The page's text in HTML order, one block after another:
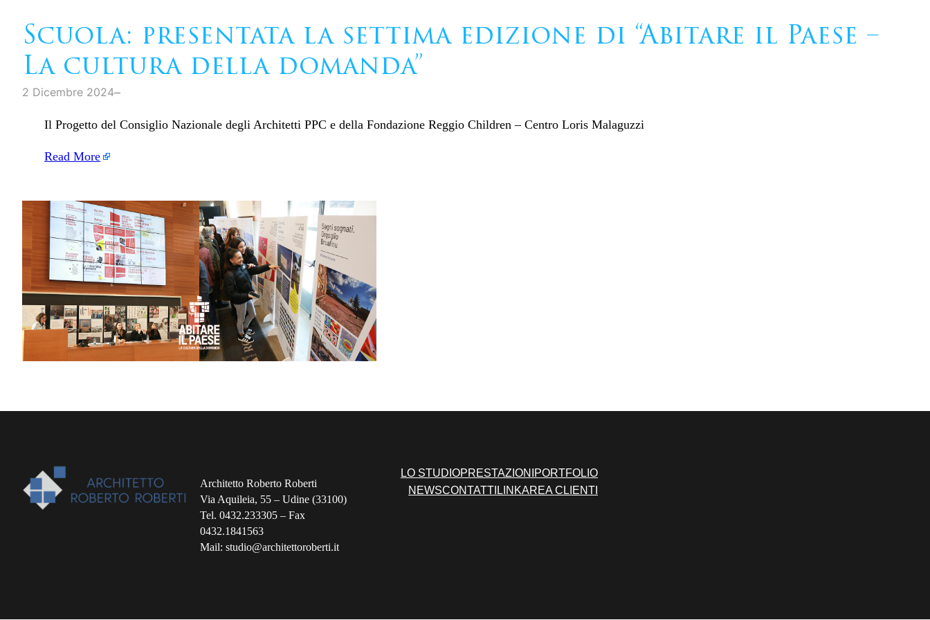
Scuola: presentata la settima edizione di “Abitare il Paese –
La cultura della domanda”
2 Dicembre 2024–
Il Progetto del Consiglio Nazionale degli Architetti PPC e della Fondazione Reggio Children – Centro Loris Malaguzzi
Read More
Architetto Roberto Roberti
Via Aquileia, 55 – Udine (33100)
Tel. 0432.233305 – Fax
0432.1841563
Mail: studio@architettoroberti.it
LO STUDIOPRESTAZIONI PORTFOLIO
NEWSCONTATTI LINKAREA CLIENTI